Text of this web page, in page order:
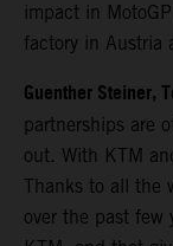
impact in
factory in Austria
Guenther Steiner,
partnerships are
out. With KTM
Thanks to all the
over the past few